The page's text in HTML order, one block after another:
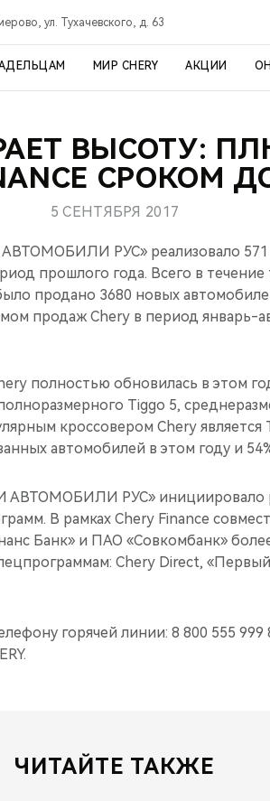
ул. Тухачевского, д. 63
МИР CHERY АКЦИИ
ВЫСОТУ:
СРОКОМ
5 СЕНТЯБРЯ 2017
АВТОМОБИЛИ РУС» реализовало 571
прошлого года. Всего в течение
продано 3680 новых
продаж Chery в период январь-
полностью обновилась в этом
Tiggo 5,
кроссовером Chery является
автомобилей в этом году и
АВТОМОБИЛИ РУС» инициировало
В рамках Chery Finance
Банк» и ПАО «Совкомбанк»
Chery Direct,
горячей линии: 8 800 555 999
ЧИТАЙТЕ ТАКЖЕ